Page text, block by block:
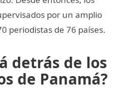
por un amplio
periodistas de 76 países.
detrás de los
de Panamá?